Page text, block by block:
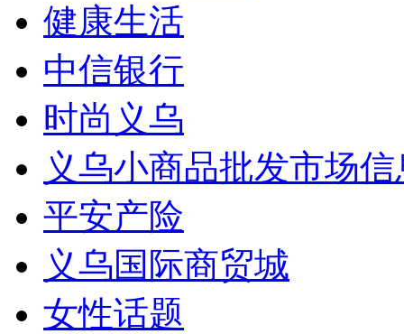
健康生活
中信银行
时尚义乌
义乌小商品批发市场
平安产险
义乌国际商贸城
女性话题